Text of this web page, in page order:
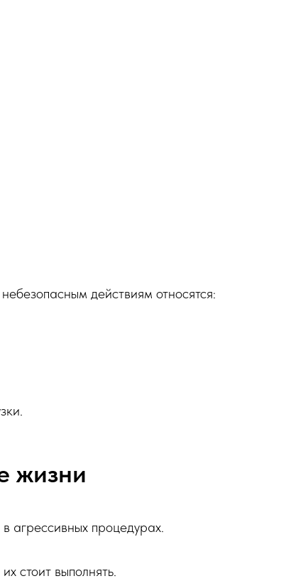
действиям относятся:
жизни
агрессивных процедурах.
стоит выполнять.